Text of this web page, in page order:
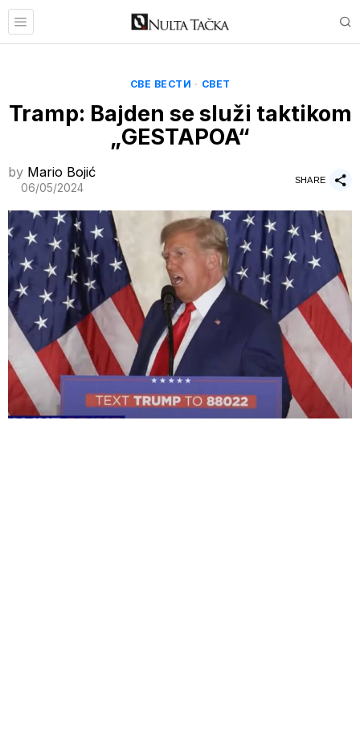
СВЕ ВЕСТИ · СВЕТ
Tramp: Bajden se služi taktikom
„GESTAPOA“
by Mario Bojić
06/05/2024
SHARE